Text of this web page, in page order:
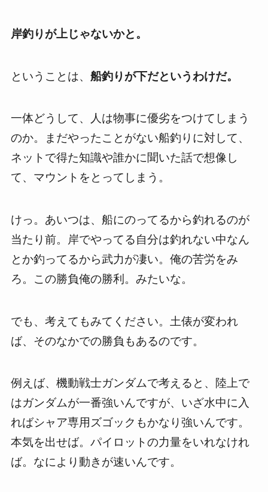
岸釣りが上じゃないかと。
ということは、 船釣りが下だというわけだ。
一体どうして、人は物事に優劣をつけてしまう
のか。まだやったことがない船釣りに対して、
ネットで得た知識や誰かに聞いた話で想像し
て、マウントをとってしまう。
けっ。あいつは、船にのってるから釣れるのが
当たり前。岸でやってる自分は釣れない中なん
とか釣ってるから武力が凄い。俺の苦労をみ
ろ。この勝負俺の勝利。みたいな。
でも、考えてもみてください。土俵が変われ
ば、そのなかでの勝負もあるのです。
例えば、機動戦士ガンダムで考えると、陸上で
はガンダムが一番強いんですが、いざ水中に入
ればシャア専用ズゴックもかなり強いんです。
本気を出せば。パイロットの力量をいれなけれ
ば。なにより動きが速いんです。